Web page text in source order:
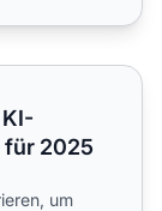
für 2025
um